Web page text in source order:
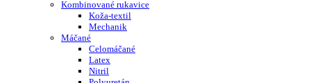
Kombinované rukavice
Koža-textil
Mechanik
Máčané
Celomáčané
Latex
Nitril